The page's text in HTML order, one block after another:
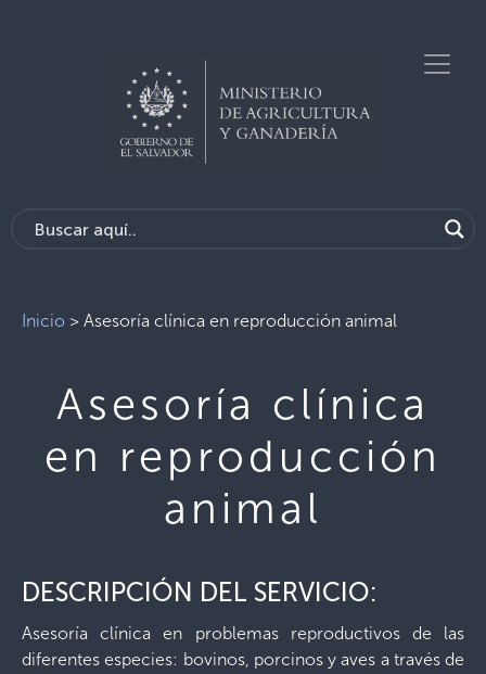
Inicio > Asesoría clínica en reproducción animal
Asesoría clínica
en reproducción
animal
DESCRIPCIÓN DEL SERVICIO:
Asesoría clínica en problemas reproductivos de las
diferentes especies: bovinos, porcinos y aves a través de